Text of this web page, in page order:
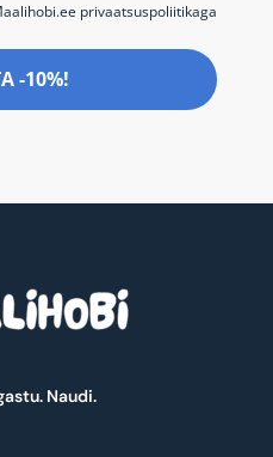
privaatsuspoliitikaga
-10%!
Naudi.